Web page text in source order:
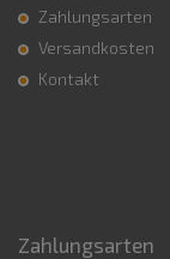
Zahlungsarten
Versandkosten
Kontakt
Zahlungsarten